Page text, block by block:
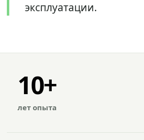
эксплуатации.
10+
лет опыта